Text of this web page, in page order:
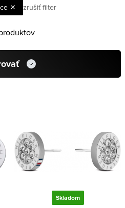
zrušiť filter
Skladom